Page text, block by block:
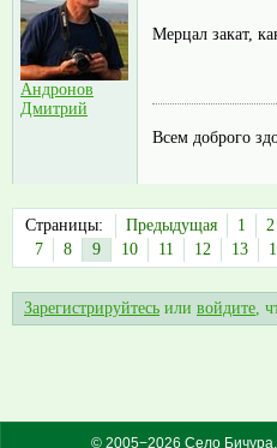
Андронов
Дмитрий
Мерцал закат,
Всем доброго
Страницы: Предыдущая 1 2
7
8 9 10 11 12 13
Зарегистрируйтесь или войдите,
© 2005−2026 Село